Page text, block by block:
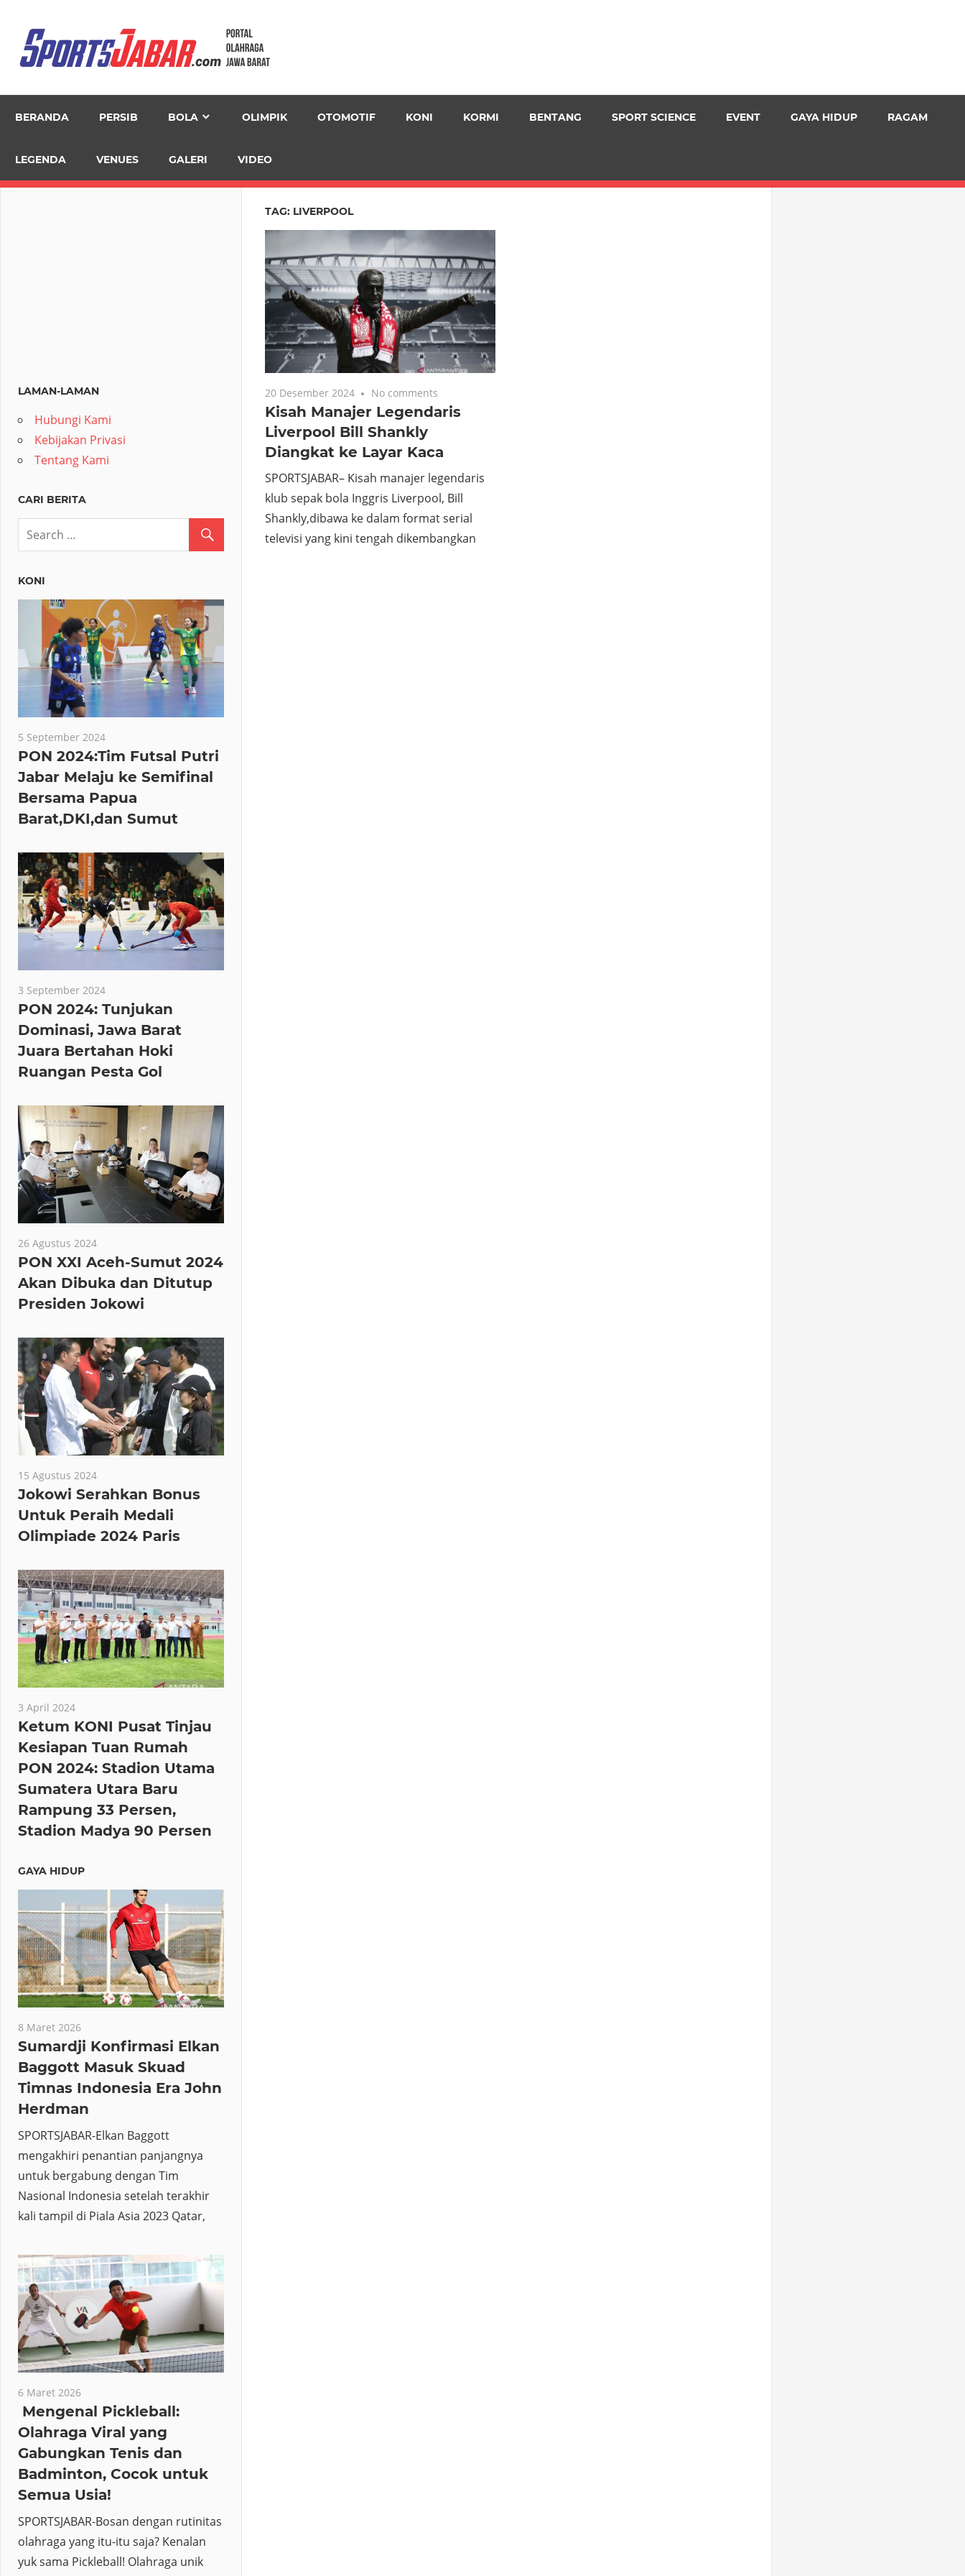
content
BERANDA PERSIB BOLA OLIMPIK OTOMOTIF KONI KORMI BENTANG SPORT SCIENCE EVENT GAYA HIDUP RAGAM
LEGENDA VENUES GALERI VIDEO
TAG: LIVERPOOL
20 Desember 2024 No comments
Kisah Manajer Legendaris
Liverpool Bill Shankly
Diangkat ke Layar Kaca
SPORTSJABAR– Kisah manajer legendaris
klub sepak bola Inggris Liverpool, Bill
Shankly,dibawa ke dalam format serial
televisi yang kini tengah dikembangkan
LAMAN-LAMAN
Hubungi Kami
Kebijakan Privasi
Tentang Kami
CARI BERITA
KONI
5 September 2024
PON 2024:Tim Futsal Putri
Jabar Melaju ke Semifinal
Bersama Papua
Barat,DKI,dan Sumut
3 September 2024
PON 2024: Tunjukan
Dominasi, Jawa Barat
Juara Bertahan Hoki
Ruangan Pesta Gol
26 Agustus 2024
PON XXI Aceh-Sumut 2024
Akan Dibuka dan Ditutup
Presiden Jokowi
15 Agustus 2024
Jokowi Serahkan Bonus
Untuk Peraih Medali
Olimpiade 2024 Paris
3 April 2024
Ketum KONI Pusat Tinjau
Kesiapan Tuan Rumah
PON 2024: Stadion Utama
Sumatera Utara Baru
Rampung 33 Persen,
Stadion Madya 90 Persen
GAYA HIDUP
8 Maret 2026
Sumardji Konfirmasi Elkan
Baggott Masuk Skuad
Timnas Indonesia Era John
Herdman
SPORTSJABAR-Elkan Baggott
mengakhiri penantian panjangnya
untuk bergabung dengan Tim
Nasional Indonesia setelah terakhir
kali tampil di Piala Asia 2023 Qatar,
6 Maret 2026
Mengenal Pickleball:
Olahraga Viral yang
Gabungkan Tenis dan
Badminton, Cocok untuk
Semua Usia!
SPORTSJABAR-Bosan dengan rutinitas
olahraga yang itu-itu saja? Kenalan
yuk sama Pickleball! Olahraga unik